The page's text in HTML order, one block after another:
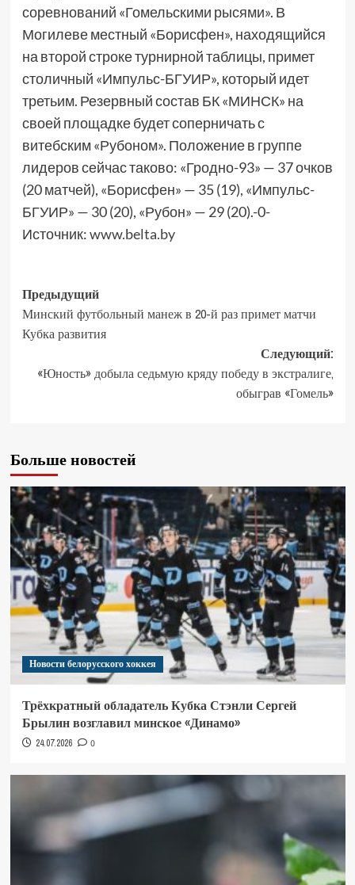
соревнований «Гомельскими рысями». В
Могилеве местный «Борисфен», находящийся
на второй строке турнирной таблицы, примет
столичный «Импульс-БГУИР», который идет
третьим. Резервный состав БК «МИНСК» на
своей площадке будет соперничать с
витебским «Рубоном». Положение в группе
лидеров сейчас таково: «Гродно-93» — 37 очков
(20 матчей), «Борисфен» — 35 (19), «Импульс-
БГУИР» — 30 (20), «Рубон» — 29 (20).-0-
Источник:www.belta.by
Предыдущий
Минский футбольный манеж в 20-й раз примет матчи
Кубка развития
Следующий:
«Юность» добыла седьмую кряду победу в экстралиге,
обыграв «Гомель»
Больше новостей
Новости белорусского хоккея
Трёхкратный обладатель Кубка Стэнли Сергей
Брылин возглавил минское «Динамо»
24.07.2026 0